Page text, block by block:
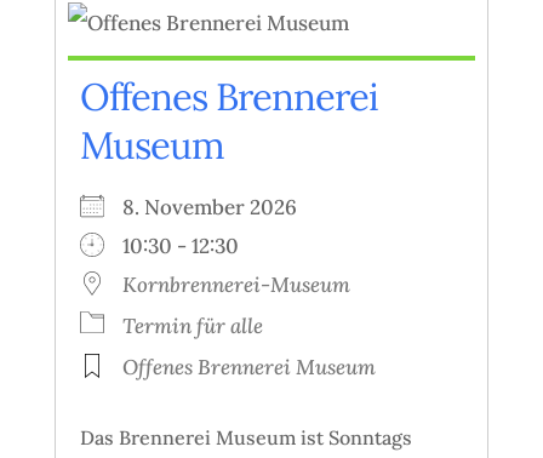
Offenes Brennerei
Museum
8. November 2026
10:30 - 12:30
Kornbrennerei-Museum
Termin für alle
Offenes Brennerei Museum
Das Brennerei Museum ist Sonntags